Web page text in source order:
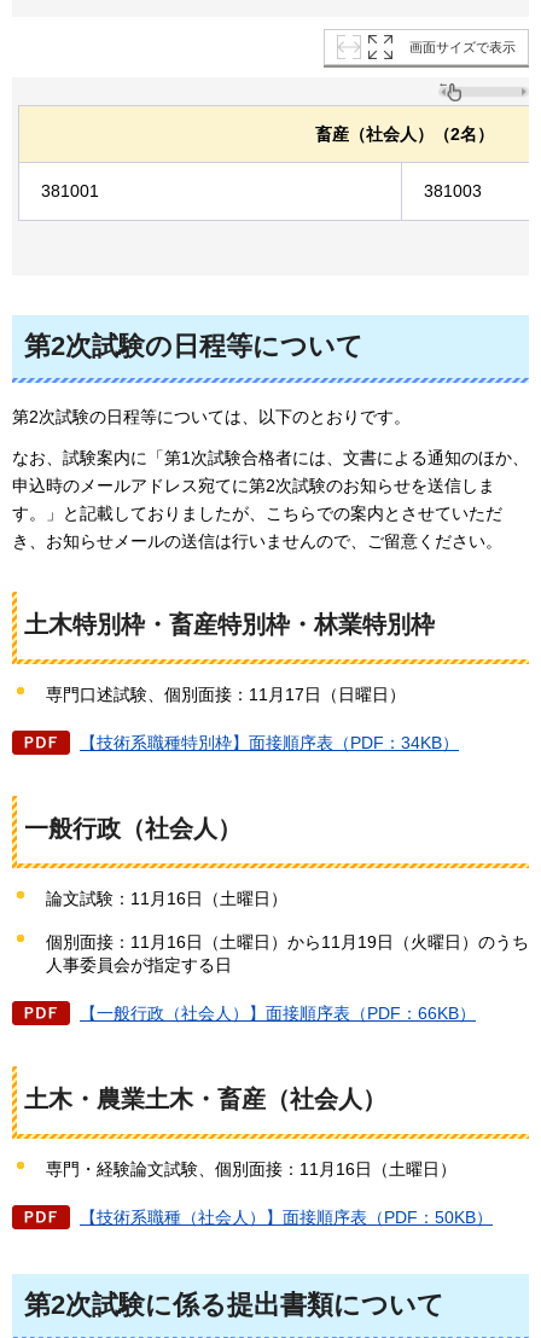
画面サイズで表示
畜産（社会人）（2名）
381001 381003
第2次試験の日程等について
第2次試験の日程等については、以下のとおりです。
なお、試験案内に「第1次試験合格者には、文書による通知のほか、
申込時のメールアドレス宛てに第2次試験のお知らせを送信しま
す。」と記載しておりましたが、こちらでの案内とさせていただ
き、お知らせメールの送信は行いませんので、ご留意ください。
土木特別枠・畜産特別枠・林業特別枠
専門口述試験、個別面接：11月17日（日曜日）
【技術系職種特別枠】面接順序表（PDF：34KB）
一般行政（社会人）
論文試験：11月16日（土曜日）
個別面接：11月16日（土曜日）から11月19日（火曜日）のうち
人事委員会が指定する日
【一般行政（社会人）】面接順序表（PDF：66KB）
土木・農業土木・畜産（社会人）
専門・経験論文試験、個別面接：11月16日（土曜日）
【技術系職種（社会人）】面接順序表（PDF：50KB）
第2次試験に係る提出書類について